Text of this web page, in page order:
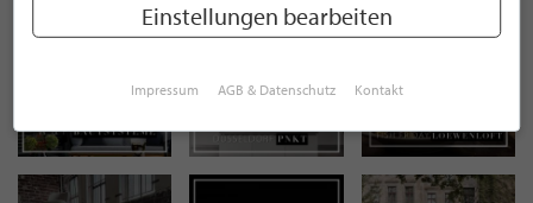
Einstellungen bearbeiten
Impressum AGB & Datenschutz Kontakt